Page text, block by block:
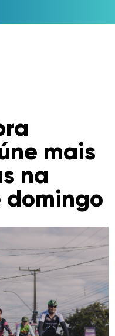
mais
na
domingo